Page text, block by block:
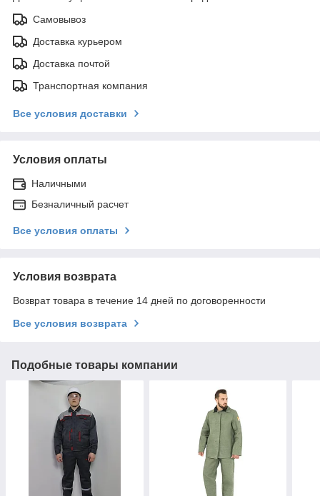
Самовывоз
Доставка курьером
Доставка почтой
Транспортная компания
Все условия доставки
Условия оплаты
Наличными
Безналичный расчет
Все условия оплаты
Условия возврата
Возврат товара в течение 14 дней по договоренности
Все условия возврата
Подобные товары компании